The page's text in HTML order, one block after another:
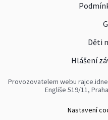
Děti
Hlášení
Provozovatelem webu
Engliše 519/11,
Nastavení